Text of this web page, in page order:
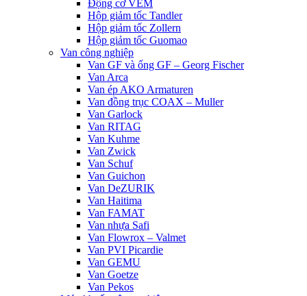
Động cơ VEM
Hộp giảm tốc Tandler
Hộp giảm tốc Zollern
Hộp giảm tốc Guomao
Van công nghiệp
Van GF và ống GF – Georg Fischer
Van Arca
Van ép AKO Armaturen
Van đồng trục COAX – Muller
Van Garlock
Van RITAG
Van Kuhme
Van Zwick
Van Schuf
Van Guichon
Van DeZURIK
Van Haitima
Van FAMAT
Van nhựa Safi
Van Flowrox – Valmet
Van PVI Picardie
Van GEMU
Van Goetze
Van Pekos